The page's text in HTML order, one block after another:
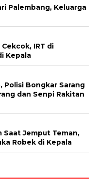
Palembang, Keluarga
IRT di
Kepala
Polisi Bongkar Sarang
dan Senpi Rakitan
Saat Jemput Teman,
Robek di Kepala